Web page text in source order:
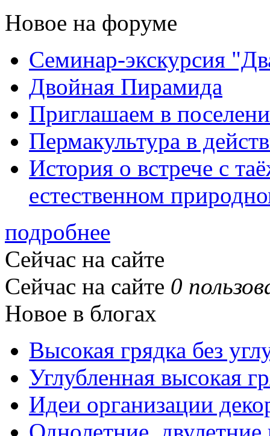
Новое на форуме
Семинар-экскурсия
Двойная Пирамида
Приглашаем в
Пермакультура в
История о встрече с
естественном
подробнее
Сейчас на сайте
Сейчас на сайте 0
Новое в блогах
Высокая грядка без
Углубленная высокая
Идеи организации